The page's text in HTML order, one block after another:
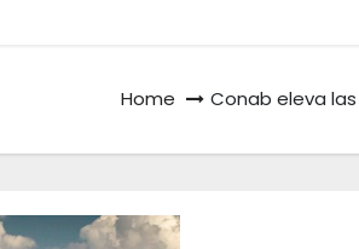
Home Conab eleva